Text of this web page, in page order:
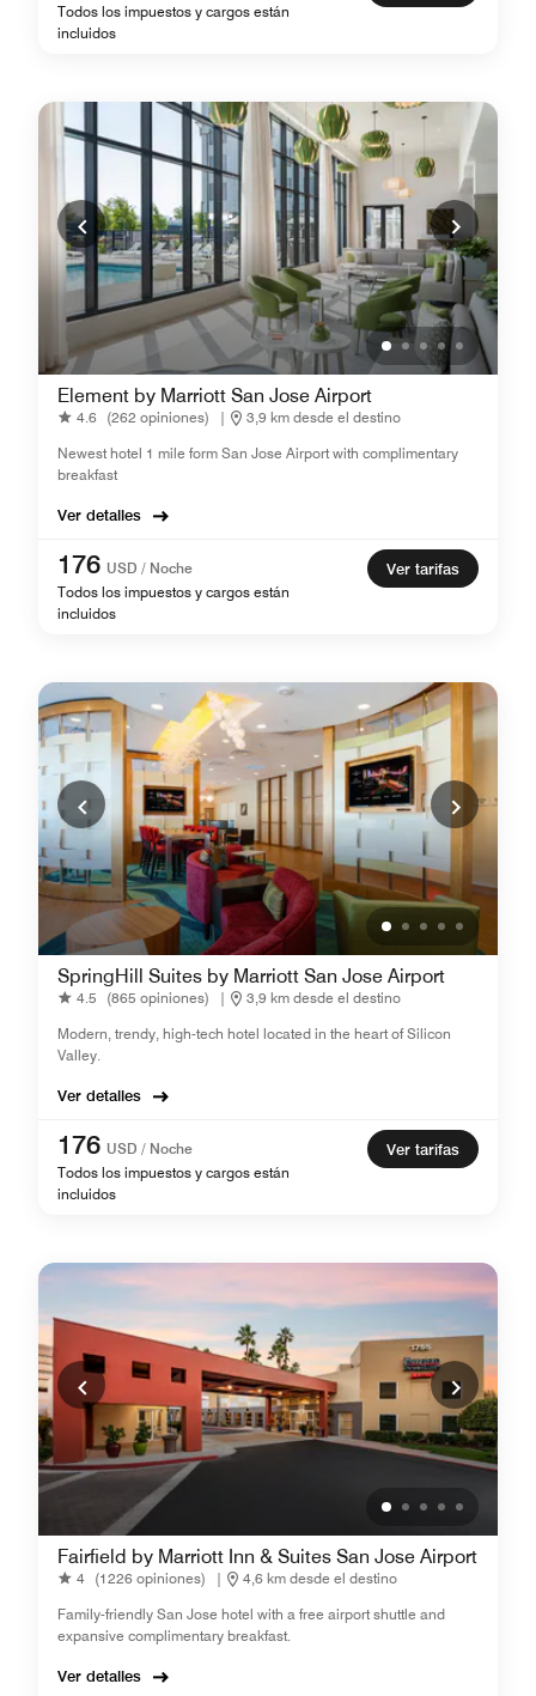
Todos los impuestos y cargos están
incluidos
Element by Marriott San Jose Airport
4.6 (262 opiniones) |
3,9 km desde el destino
Newest hotel 1 mile form San Jose Airport with complimentary
breakfast
Ver detalles
176 USD / Noche
Todos los impuestos y cargos están
incluidos
Ver tarifas
SpringHill Suites by Marriott San Jose Airport
4.5 (865 opiniones) |
3,9 km desde el destino
Modern, trendy, high-tech hotel located in the heart of Silicon
Valley.
Ver detalles
176 USD / Noche
Todos los impuestos y cargos están
incluidos
Ver tarifas
Fairfield by Marriott Inn & Suites San Jose Airport
4 (1226 opiniones) |
4,6 km desde el destino
Family-friendly San Jose hotel with a free airport shuttle and
expansive complimentary breakfast.
Ver detalles